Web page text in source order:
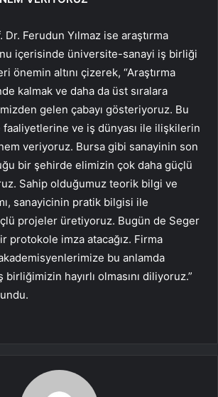
Ferudun Yılmaz ise araştırma
içerisinde üniversite-sanayi iş birliği
önemin altını çizerek, “Araştırma
kalmak ve daha da üst sıralara
gelen çabayı gösteriyoruz. Bu
faaliyetlerine ve iş dünyası ile ilişkilerin
veriyoruz. Bursa gibi sanayinin son
bir şehirde elimizin çok daha güçlü
Sahip olduğumuz teorik bilgi ve
sanayicinin pratik bilgisi ile
projeler üretiyoruz. Bugün de Seger
protokole imza atacağız. Firma
bu anlamda
hayırlı olmasını diliyoruz.”